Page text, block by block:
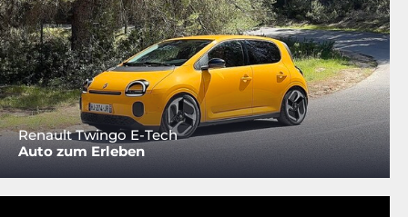
Renault Twingo E-Tech
Auto zum Erleben